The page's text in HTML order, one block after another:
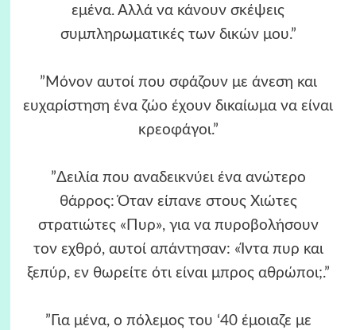
εμένα. Αλλά να κάνουν σκέψεις
συμπληρωματικές των δικών μου.”
”Μόνον αυτοί που σφάζουν με άνεση και
ευχαρίστηση ένα ζώο έχουν δικαίωμα να είναι
κρεοφάγοι.”
”Δειλία που αναδεικνύει ένα ανώτερο
θάρρος: Όταν είπανε στους Χιώτες
στρατιώτες «Πυρ», για να πυροβολήσουν
τον εχθρό, αυτοί απάντησαν: «Ίντα πυρ και
ξεπύρ, εν θωρείτε ότι είναι μπρος αθρώποι;.”
”Για μένα, ο πόλεμος του ‘40 έμοιαζε με